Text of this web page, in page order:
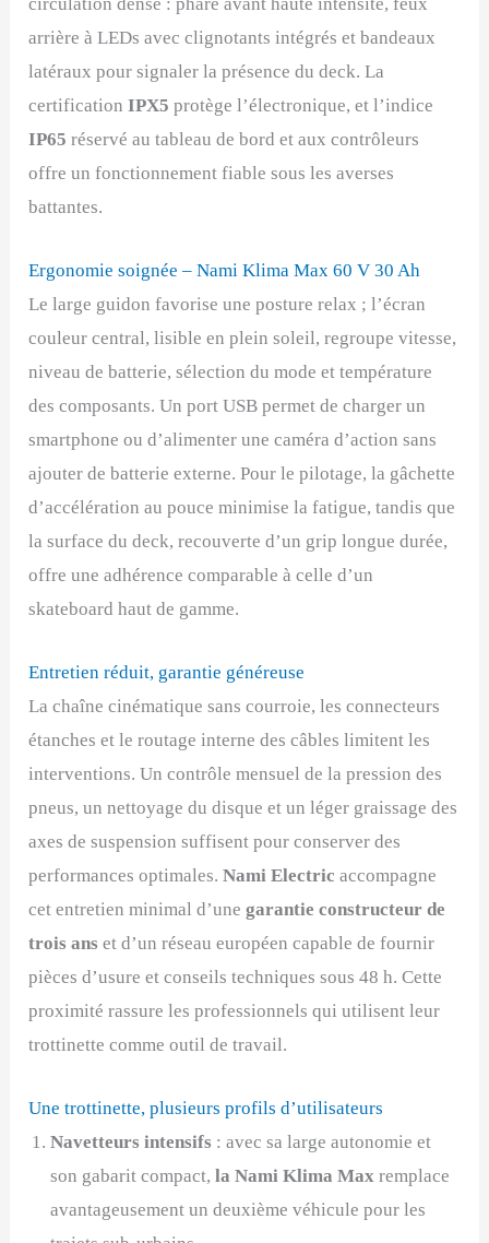
arrière à LEDs avec clignotants intégrés et bandeaux
latéraux pour signaler la présence du deck. La
certificationIPX5 protège l’électronique, et l’indice
IP65 réservé au tableau de bord et aux contrôleurs
offre un fonctionnement fiable sous les averses
battantes.
Ergonomie soignée – Nami Klima Max 60 V 30 Ah
Le large guidon favorise une posture relax ; l’écran
couleur central, lisible en plein soleil, regroupe vitesse,
niveau de batterie, sélection du mode et température
des composants. Un port USB permet de charger un
smartphone ou d’alimenter une caméra d’action sans
ajouter de batterie externe. Pour le pilotage, la gâchette
d’accélération au pouce minimise la fatigue, tandis que
la surface du deck, recouverte d’un grip longue durée,
offre une adhérence comparable à celle d’un
skateboard haut de gamme.
Entretien réduit, garantie généreuse
La chaîne cinématique sans courroie, les connecteurs
étanches et le routage interne des câbles limitent les
interventions. Un contrôle mensuel de la pression des
pneus, un nettoyage du disque et un léger graissage des
axes de suspension suffisent pour conserver des
performances optimales.Nami Electric accompagne
cet entretien minimal d’unegarantie constructeur de
trois ans et d’un réseau européen capable de fournir
pièces d’usure et conseils techniques sous 48 h. Cette
proximité rassure les professionnels qui utilisent leur
trottinette comme outil de travail.
Une trottinette, plusieurs profils d’utilisateurs
Navetteurs intensifs : avec sa large autonomie et
son gabarit compact,laNami Klima Max remplace
avantageusement un deuxième véhicule pour les